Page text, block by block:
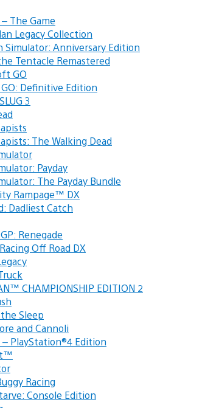
The Game
Legacy Collection
Simulator: Anniversary Edition
Tentacle Remastered
GO
Definitive Edition
3
The Walking Dead
Payday
The Payday Bundle
Rampage™ DX
Dadliest Catch
Renegade
Off Road DX
CHAMPIONSHIP EDITION 2
Sleep
and Cannoli
– PlayStation®4 Edition
Racing
Console Edition